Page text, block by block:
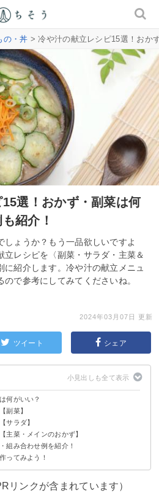
の・丼 > 冷や汁の献立レシピ15選！おか
選！おかず・副菜は何
紹介！
ょうか？もう一品欲しいですよ
レシピを〈副菜・サラダ・主菜＆
に紹介します。冷や汁の献立メニュ
で参考にしてみてくださいね。
2024年03月07日 更新
ツイート シェア
何がいい？
副菜】
サラダ】
サラダ
主菜・メインのおかず】
姜風味
組み合わせ例を紹介！
夜ご飯におすすめ
めんを食べたい時におすすめ
どんに合わせたい時におすすめ
ってみよう！
リンクが含まれています）